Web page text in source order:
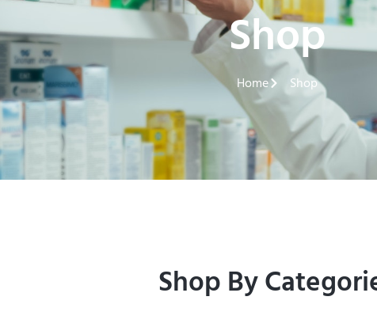
Shop
Home Shop
Shop By